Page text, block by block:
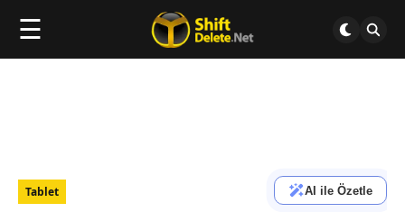
☰
Tablet AI ile Özetle